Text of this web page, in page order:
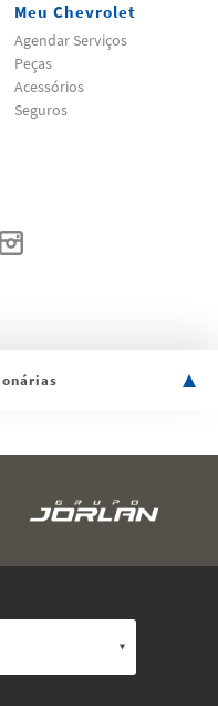
Meu Chevrolet
Agendar Serviços
Peças
Acessórios
Seguros